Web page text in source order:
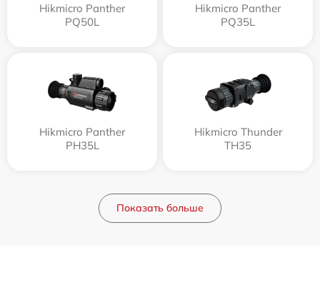
Hikmicro Panther
PQ50L
Hikmicro Panther
PQ35L
Hikmicro Panther
PH35L
Hikmicro Thunder
TH35
Показать больше